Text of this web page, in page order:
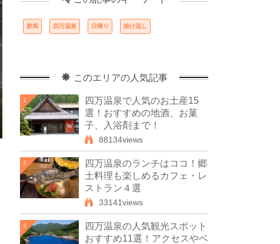
群馬 四万温泉 日帰り 掛け流し
このエリアの人気記事
1
四万温泉で人気のお土産15
選！おすすめの地酒、お菓
子、入浴剤まで！
88134views
2
四万温泉のランチはココ！郷
土料理も楽しめるカフェ・レ
ストラン４選
33141views
3
四万温泉の人気観光スポット
おすすめ11選！アクセスやベ